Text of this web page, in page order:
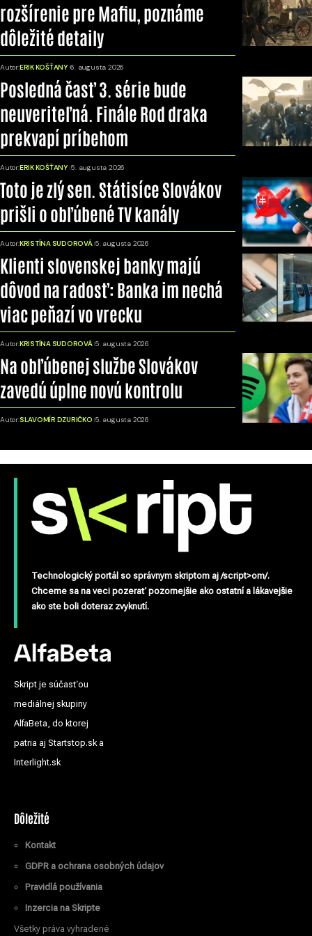
rozšírenie pre Mafiu, poznáme
dôležité detaily
Autor:ERIK KOŠŤANY 6. augusta 2026
Posledná časť 3. série bude
neuveriteľná. Finále Rod draka
prekvapí príbehom
Autor:ERIK KOŠŤANY 5. augusta 2026
Toto je zlý sen. Státisíce Slovákov
prišli o obľúbené TV kanály
Autor:KRISTÍNA SUDOROVÁ 5. augusta 2026
Klienti slovenskej banky majú
dôvod na radosť: Banka im nechá
viac peňazí vo vrecku
Autor:KRISTÍNA SUDOROVÁ 5. augusta 2026
Na obľúbenej službe Slovákov
zavedú úplne novú kontrolu
Autor:SLAVOMÍR DZURIČKO 5. augusta 2026
Technologický portál so správnym skriptom aj /script>om/.
Chceme sa na veci pozerať pozornejšie ako ostatní a lákavejšie
ako ste boli doteraz zvyknutí.
Skript je súčasťou
mediálnej skupiny
AlfaBeta, do ktorej
patria aj Startstop.sk a
Interlight.sk
Dôležité
Kontakt
GDPR a ochrana osobných údajov
Pravidlá používania
Inzercia na Skripte
Všetky práva vyhradené